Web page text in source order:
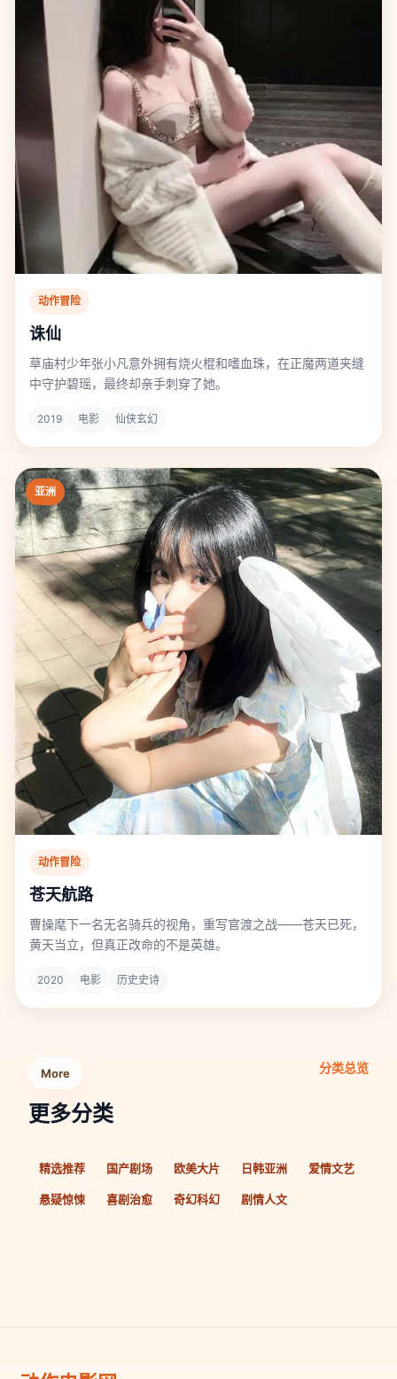
动作冒险
诛仙
草庙村少年张小凡意外拥有烧火棍和嗜血珠，在正魔两道夹缝
中守护碧瑶，最终却亲手刺穿了她。
2019 电影 仙侠玄幻
亚洲
动作冒险
苍天航路
曹操麾下一名无名骑兵的视角，重写官渡之战——苍天已死，
黄天当立，但真正改命的不是英雄。
2020 电影 历史史诗
More
更多分类
分类总览
精选推荐 国产剧场 欧美大片 日韩亚洲 爱情文艺
悬疑惊悚 喜剧治愈 奇幻科幻 剧情人文